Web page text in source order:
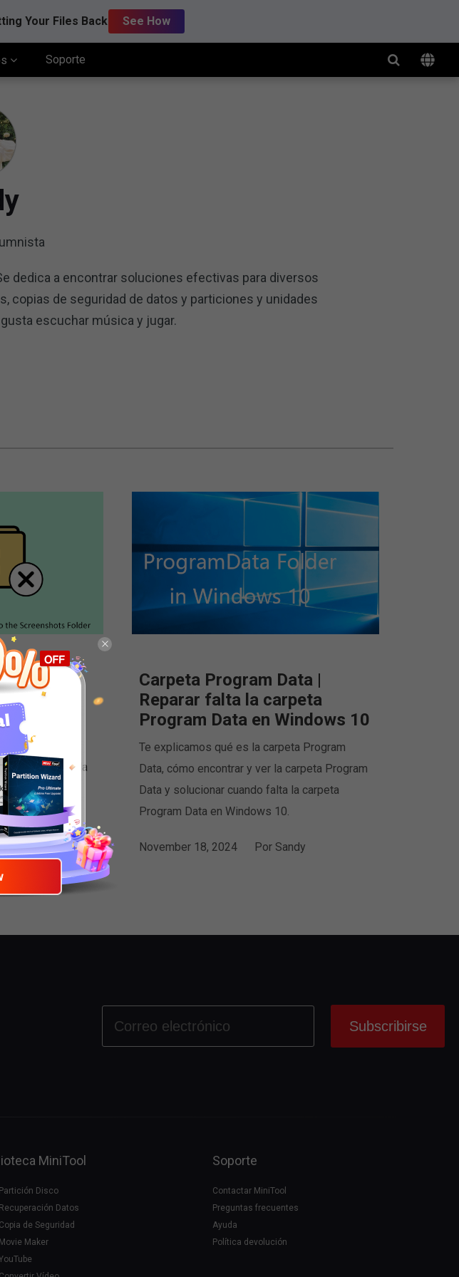
Your Files Back See How
Soporte
dedica a encontrar soluciones efectivas para diversos
copias de seguridad de datos y particiones y unidades
escuchar música y jugar.
no
pantalla
de
de pantalla
este post
tus
el problema.
Carpeta Program Data |
Reparar falta la carpeta
Program Data en Windows 10
Te explicamos qué es la carpeta Program
Data, cómo encontrar y ver la carpeta Program
Data y solucionar cuando falta la carpeta
Program Data en Windows 10.
November 18, 2024 Por Sandy
MiniTool
Disco
Datos
de Seguridad
Maker
Soporte
Contactar MiniTool
Preguntas frecuentes
Ayuda
Política devolución